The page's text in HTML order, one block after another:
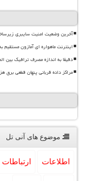
آخرین وضعیت امنیت سایبری
اینترنت ماهواره ای آمازون مستقیم
دقیقا به اندازه مصرف ترافیک بین
مراکز داده قربانی پنهان قطعی برق
موضوع های آنی تل
اطلاعات ارتباطات